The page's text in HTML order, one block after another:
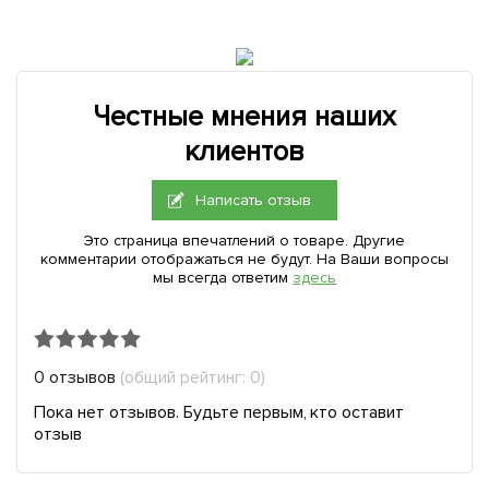
Честные мнения наших
клиентов
Написать отзыв
Это страница впечатлений о товаре. Другие
комментарии отображаться не будут. На Ваши вопросы
мы всегда ответим здесь
0 отзывов (общий рейтинг: 0)
Пока нет отзывов. Будьте первым, кто оставит
отзыв